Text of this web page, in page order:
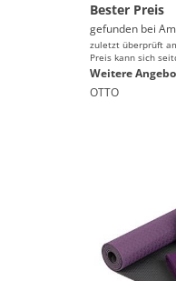
Bester Preis
gefunden bei
zuletzt überprüft
Preis kann sich
Weitere
OTTO